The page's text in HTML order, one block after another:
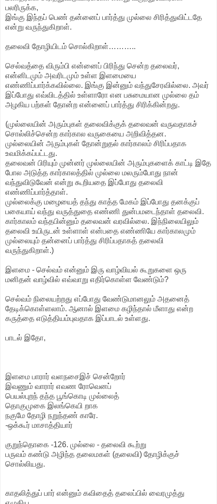
பலரிருக்க,
இங்கு இந்தப் பெண் தன்னைப் பார்த்து முல்லை சிரித்துவிட்டதே
என்று வருந்துகிறாள்.
தலைவி தோழியிடம் சொல்கிறாள்………..
செல்வத்தை விரும்பி என்னைப் பிரிந்து சென்ற தலைவர்,
என்னிடமும் அவரிடமும் உள்ள இளமையை
எண்ணிப்பார்க்கவில்லை. இங்கு இன்னும் வந்துசேரவில்லை. அவர்
இப்போது எவ்விடத்தில் உள்ளாரோ என பசுமையான முல்லை தம்
அழகிய பற்கள் தோன்ற என்னைப் பார்த்து சிரிக்கின்றது.
(முல்லையின் அரும்புகள் தலைவிக்குக் தலைவன் வருவதாகச்
சொல்லிச்சென்ற கார்கால வருகையை அறிவித்தன.
முல்லையின் அரும்புகள் தோன்றுதல் கார்காலம் சிரிப்பதாக
உவமிக்கப்பட்டது.
தலைவன் பிரியும் முன்னர் முல்லையின் அரும்புகளைக் காட்டி இதே
போல அடுத்த கார்காலத்தில் முல்லை மலரும்போது நான்
வந்துவிடுவேன் என்று கூறியதை இப்போது தலைவி
எண்ணிப்பார்த்தாள்.
முல்லைக்கு மழையைத் தந்து காத்த மேகம் இப்போது தனக்குப்
பகையாய் வந்து வருத்துதை எண்ணி துன்பமடைந்தாள் தலைவி.
கார்காலம் வந்தபின்னும் தலைவன் வரவில்லை. இந்நிலையிலும்
தலைவி உயிருடன் உள்ளாள் என்பதை எண்ணியே கார்காலமும்
முல்லையும் தன்னைப் பார்த்து சிரிப்பதாகத் தலைவி
வருந்துகிறாள்.)
இளமை - செல்வம் என்னும் இரு வாழ்வியல் கூறுகளை ஒரு
மனிதன் வாழ்வில் எவ்வாறு எதிர்கொள்ள வேண்டும்?
செல்வம் நிலையற்றது எப்போது வேண்டுமானலும் அதனைத்
தேடிக்கொள்ளலாம். ஆனால் இளமை கழிந்தால் மீளாது என்ற
கருத்தை எடுத்தியம்புவதாக இப்பாடல் உள்ளது.
பாடல் இதோ,
இளமை பாரார் வளநசைஇச் சென்றோர்
இவணும் வாரார் எவண ரோவெனப்
பெயல்புறந் தந்த பூங்கொடி முல்லைத்
தொகுமுகை இலங்கெயி றாக
நகுமே தோழி நறுந்தண் காரே.
-ஒக்கூர் மாசாத்தியார்
குறுந்தொகை -126. முல்லை - தலைவி கூற்று
பருவம் கண்டு அழிந்த தலைமகள் (தலைவி) தோழிக்குச்
சொல்லியது.
காதலித்துப் பார் என்னும் கவிதைத் தலைப்பில் வைரமுத்து